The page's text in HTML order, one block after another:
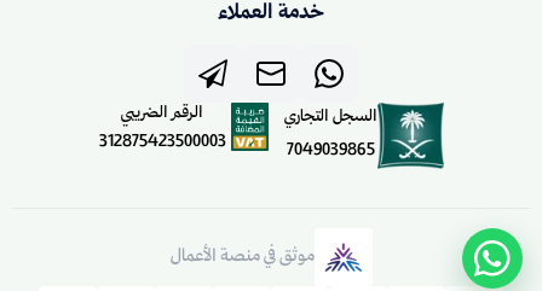
خدمة العملاء
السجل التجاري
7049039865
الرقم الضريبي
312875423500003
موثق في منصة الأعمال